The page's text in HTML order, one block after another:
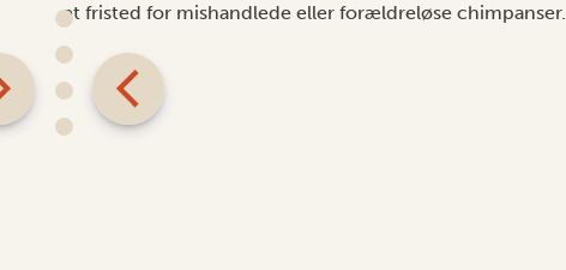
et fristed for mishandlede eller forældreløse chimpanser.